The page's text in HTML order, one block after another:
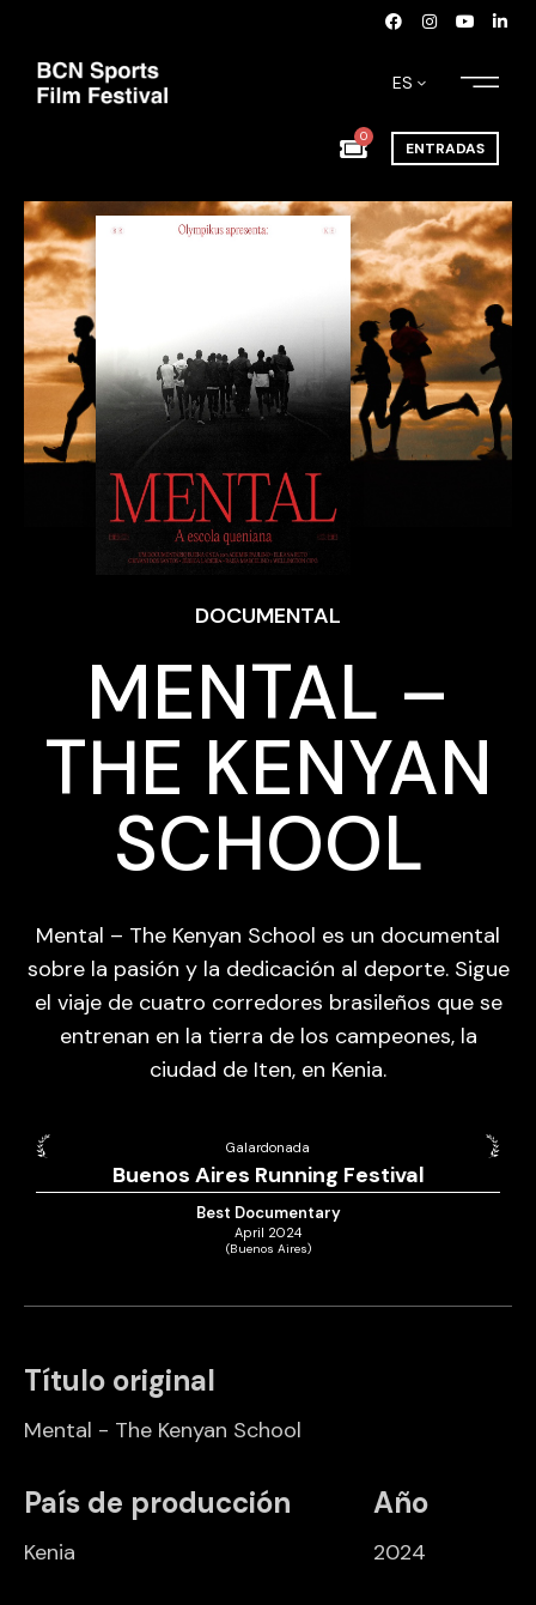
ES
0
ENTRADAS
DOCUMENTAL
MENTAL –
THE KENYAN
SCHOOL
Mental – The Kenyan School es un documental
sobre la pasión y la dedicación al deporte. Sigue
el viaje de cuatro corredores brasileños que se
entrenan en la tierra de los campeones, la
ciudad de Iten, en Kenia.
Galardonada
Buenos Aires Running Festival
Best Documentary
April 2024
(Buenos Aires)
Título original
Mental - The Kenyan School
País de producción
Kenia
Año
2024